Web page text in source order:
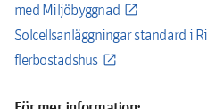
med Miljöbyggnad
Solcellsanläggningar standard i
flerbostadshus